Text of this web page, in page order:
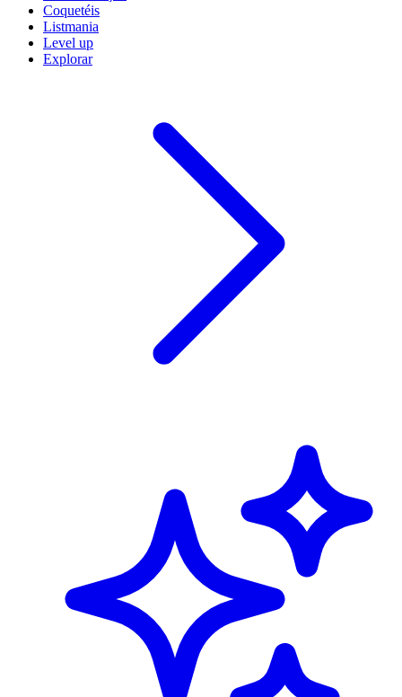
Coquetéis
Listmania
Level up
Explorar